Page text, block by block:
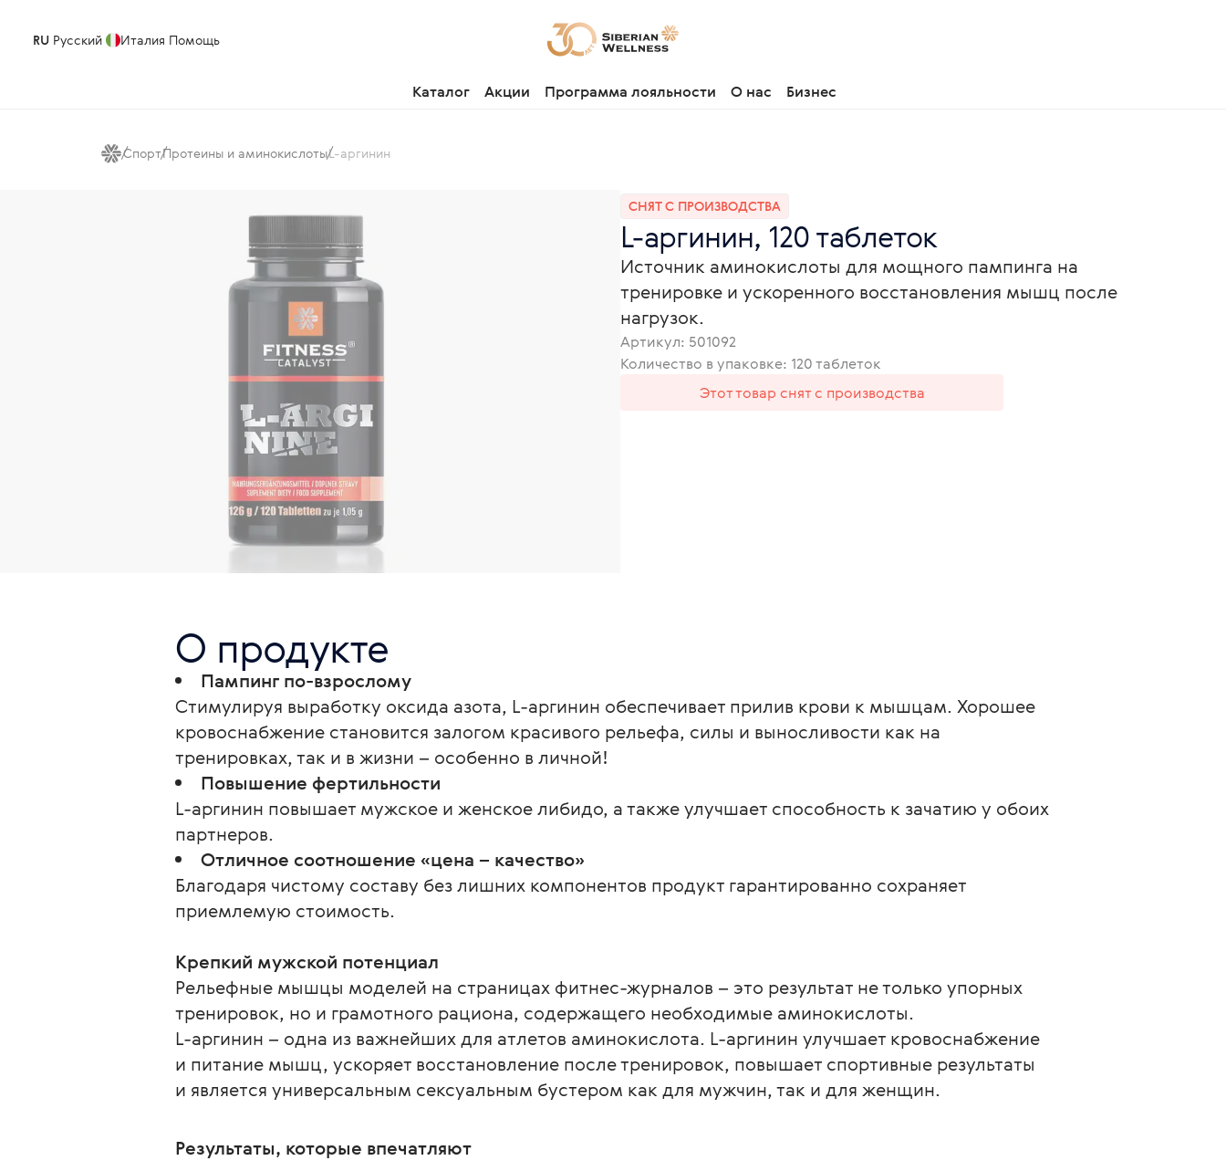
RU Русский Италия Помощь
Каталог Акции Программа лояльности О нас Бизнес
СпортПротеины и аминокислотыL-аргинин
СНЯТ С ПРОИЗВОДСТВА
L-аргинин, 120 таблеток
Источник аминокислоты для мощного пампинга на
тренировке и ускоренного восстановления мышц после
нагрузок.
Артикул: 501092
Количество в упаковке: 120 таблеток
Этот товар снят с производства
О продукте
Пампинг по-взрослому
Стимулируя выработку оксида азота, L-аргинин обеспечивает прилив крови к мышцам. Хорошее
кровоснабжение становится залогом красивого рельефа, силы и выносливости как на
тренировках, так и в жизни – особенно в личной!
Повышение фертильности
L-аргинин повышает мужское и женское либидо, а также улучшает способность к зачатию у обоих
партнеров.
Отличное соотношение «цена – качество»
Благодаря чистому составу без лишних компонентов продукт гарантированно сохраняет
приемлемую стоимость.
Крепкий мужской потенциал
Рельефные мышцы моделей на страницах фитнес-журналов – это результат не только упорных
тренировок, но и грамотного рациона, содержащего необходимые аминокислоты.
L-аргинин – одна из важнейших для атлетов аминокислота. L-аргинин улучшает кровоснабжение
и питание мышц, ускоряет восстановление после тренировок, повышает спортивные результаты
и является универсальным сексуальным бустером как для мужчин, так и для женщин.
Результаты, которые впечатляют